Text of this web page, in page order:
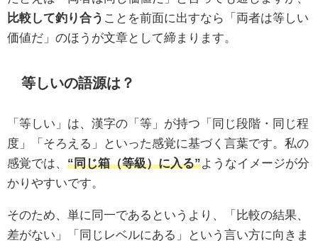
比較して釣り合う ことを前面に出すなら「両者は等しい
価値だ」のほうが文章として締まります。
等しいの語源は？
「等しい」は、漢字の「等」が持つ「同じ段階・同じ程
度」「そろえる」といった感覚に基づく言葉です。私の
感覚では、 “同じ箱（等級）に入る” ようなイメージが分
かりやすいです。
そのため、単に同一であるというより、「比較の結果、
差がない」「同じレベルにある」という言い方に向きま